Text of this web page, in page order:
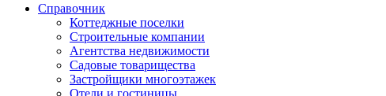
Справочник
Коттеджные поселки
Строительные компании
Агентства недвижимости
Садовые товарищества
Застройщики многоэтажек
Отели и гостиницы